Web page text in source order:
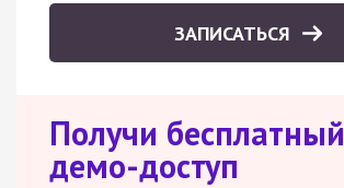
ЗАПИСАТЬСЯ
Получи бесплатный
демо-доступ